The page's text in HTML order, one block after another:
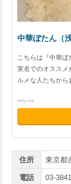
中華ぼたん（
こちらは『中華ぼ
実名でのオススメ
ルメな人たちか
retty.me
住所 東京都
電話 03-